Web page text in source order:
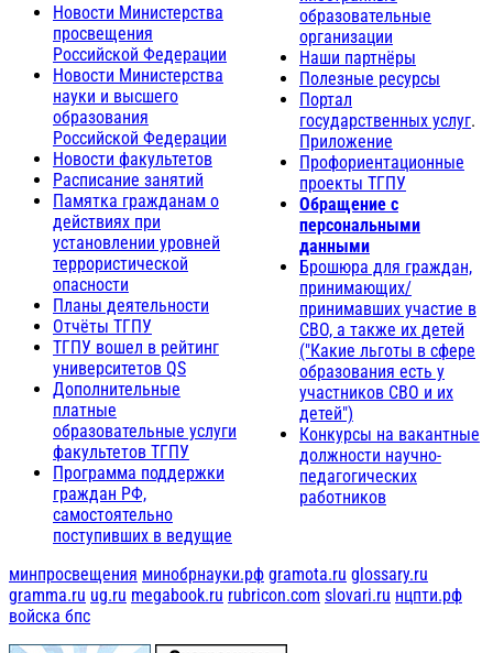
Новости Министерства
просвещения
Российской Федерации
Новости Министерства
науки и высшего
образования
Российской Федерации
Новости факультетов
Расписание занятий
Памятка гражданам о
действиях при
установлении уровней
террористической
опасности
Планы деятельности
Отчёты ТГПУ
ТГПУ вошел в рейтинг
университетов QS
Дополнительные
платные
образовательные услуги
факультетов ТГПУ
Программа поддержки
граждан РФ,
самостоятельно
поступивших в ведущие
образовательные
организации
Наши партнёры
Полезные ресурсы
Портал
государственных услуг.
Приложение
Профориентационные
проекты ТГПУ
Обращение с
персональными
данными
Брошюра для граждан,
принимающих/
принимавших участие в
СВО, а также их детей
("Какие льготы в сфере
образования есть у
участников СВО и их
детей")
Конкурсы на вакантные
должности научно-
педагогических
работников
минпросвещения минобрнауки.рф gramota.ru glossary.ru
gramma.ru ug.ru megabook.ru rubricon.com slovari.ru нцпти.рф
войска бпс